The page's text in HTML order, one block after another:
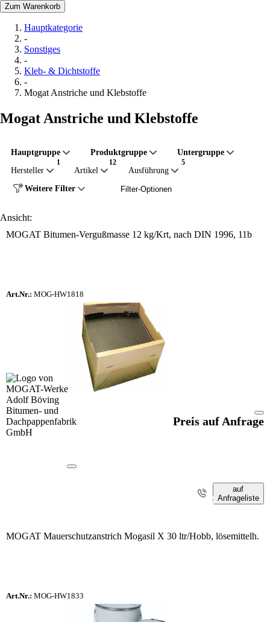
Zum Warenkorb
Hauptkategorie
-
Sonstiges
-
Kleb- & Dichtstoffe
-
Mogat Anstriche und Klebstoffe
Mogat Anstriche und Klebstoffe
Hauptgruppe Produktgruppe
Untergruppe
Hersteller
Artikel
Ausführung
Weitere Filter
Filter-Optionen
Ansicht:
MOGAT Bitumen-Vergußmasse 12 kg/Krt, nach DIN 1996, 11b
Art.Nr.: MOG-HW1818
auf
Anfrageliste
Preis auf Anfrage
MOGAT Mauerschutzanstrich Mogasil X 30 ltr/Hobb, lösemittelh.
Art.Nr.: MOG-HW1833